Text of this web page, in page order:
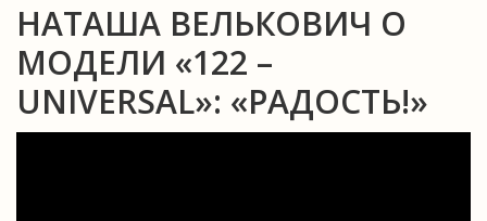
НАТАША ВЕЛЬКОВИЧ О
МОДЕЛИ «122 –
UNIVERSAL»: «РАДОСТЬ!»